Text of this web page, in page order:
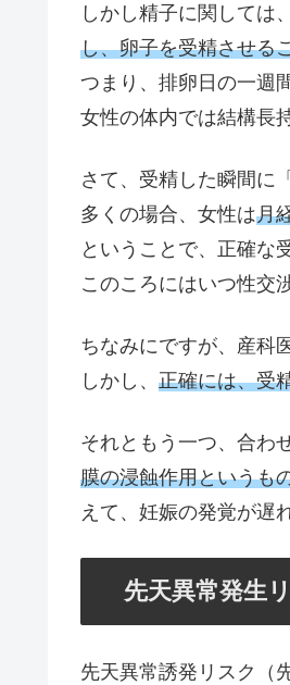
しかし精子に関しては、
し、卵子を受精させる
つまり、排卵日の一週
女性の体内では結構長
さて、受精した瞬間に
多くの場合、女性は月
ということで、正確な
このころにはいつ性交
ちなみにですが、産科
しかし、 正確には、受
それともう一つ、合わ
膜の浸蝕作用というも
えて、妊娠の発覚が遅
先天異常発生
先天異常誘発リスク（